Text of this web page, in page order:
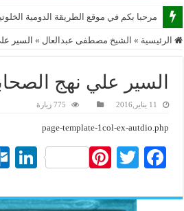
مرحبا بكم في موقع الطريقة الدومية الخلوتية
الرئيسية » الشيخ مصطفى عبدالعال » السير
السير علي نهج
11 يناير,2016 775 زيارة
page-template-1col-ex-autdio.php
Fa
bo
T
tte
er